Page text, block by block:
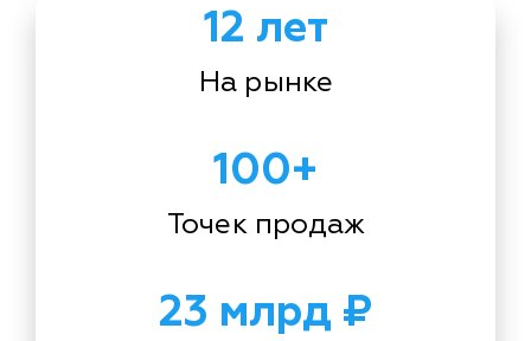
12 лет
На рынке
100+
Точек продаж
23 млрд ₽